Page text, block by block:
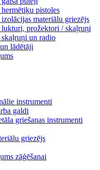
pistoles
materiālu griezējs
prožektori / skaļruņi
un radio
lādētāji
instrumenti
galdi
griešanas instrumenti
griezējs
zāģēšanai